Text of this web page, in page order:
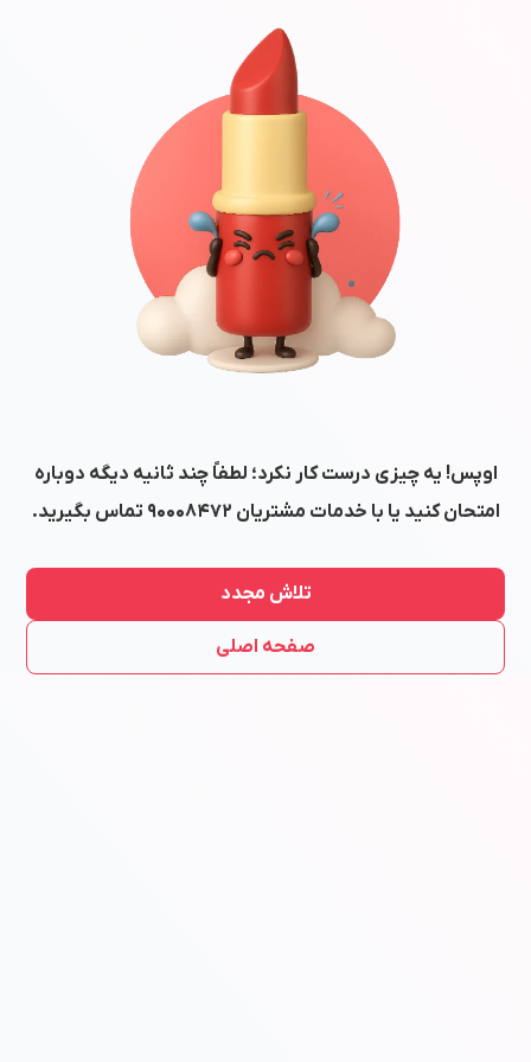
اوپس! یه چیزی درست کار نکرد؛ لطفاً چند ثانیه دیگه دوباره
امتحان کنید یا با خدمات مشتریان ۹۰۰۰۸۴۷۲ تماس بگیرید.
تلاش مجدد
صفحه اصلی